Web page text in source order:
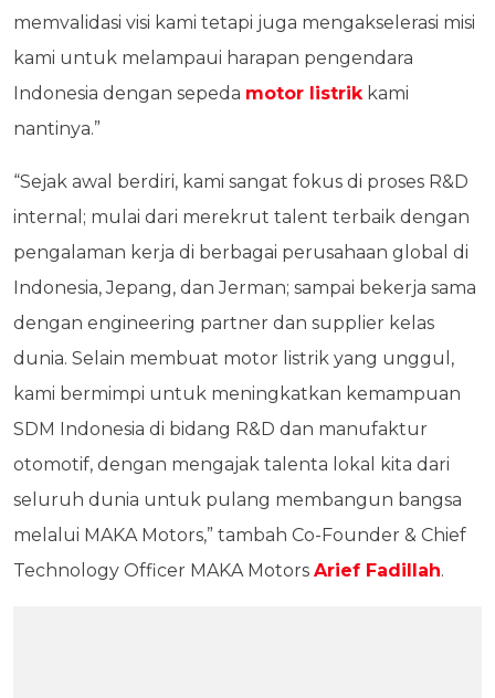
memvalidasi visi kami tetapi juga mengakselerasi misi
kami untuk melampaui harapan pengendara
Indonesia dengan sepeda motor listrikkami
nantinya.”
“Sejak awal berdiri, kami sangat fokus di proses R&D
internal; mulai dari merekrut talent terbaik dengan
pengalaman kerja di berbagai perusahaan global di
Indonesia, Jepang, dan Jerman; sampai bekerja sama
dengan engineering partner dan supplier kelas
dunia. Selain membuat motor listrik yang unggul,
kami bermimpi untuk meningkatkan kemampuan
SDM Indonesia di bidang R&D dan manufaktur
otomotif, dengan mengajak talenta lokal kita dari
seluruh dunia untuk pulang membangun bangsa
melalui MAKA Motors,” tambah Co-Founder & Chief
Technology Officer MAKA Motors Arief Fadillah.